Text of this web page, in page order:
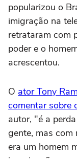
popularizou o
imigração na
retrataram com
poder e o
acrescentou.
O ator Tony
comentar sobre
autor, "é a
gente, mas com
era um homem